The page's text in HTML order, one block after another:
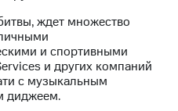
ждет множество
и спортивными
и других компаний
с музыкальным
диджеем.